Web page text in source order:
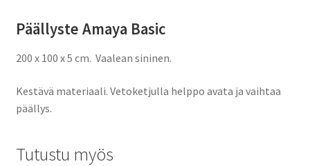
Päällyste Amaya Basic
200 x 100 x 5 cm. Vaalean sininen.
Kestävä materiaali. Vetoketjulla helppo avata ja vaihtaa
päällys.
Tutustu myös